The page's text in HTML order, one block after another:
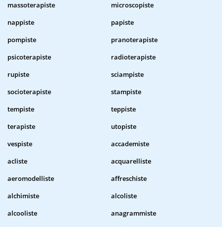
massoterapiste
microscopiste
nappiste
papiste
pompiste
pranoterapiste
psicoterapiste
radioterapiste
rupiste
sciampiste
socioterapiste
stampiste
tempiste
teppiste
terapiste
utopiste
vespiste
accademiste
acliste
acquarelliste
aeromodelliste
affreschiste
alchimiste
alcoliste
alcooliste
anagrammiste